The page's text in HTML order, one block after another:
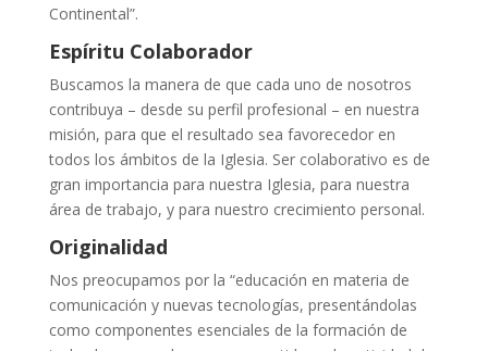
Continental”.
Espíritu Colaborador
Buscamos la manera de que cada uno de nosotros
contribuya – desde su perfil profesional – en nuestra
misión, para que el resultado sea favorecedor en
todos los ámbitos de la Iglesia. Ser colaborativo es de
gran importancia para nuestra Iglesia, para nuestra
área de trabajo, y para nuestro crecimiento personal.
Originalidad
Nos preocupamos por la “educación en materia de
comunicación y nuevas tecnologías, presentándolas
como componentes esenciales de la formación de